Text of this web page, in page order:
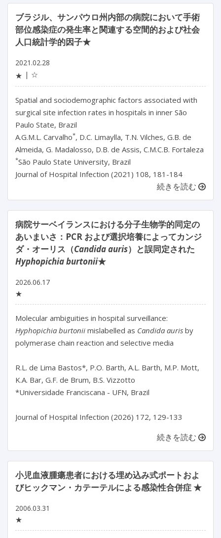
ブラジル、サンパウロ州内部の病院において手術
部位感染症の発生率と関連する空間的および社会
人口統計学的因子★
2021.02.28
★
☆
Spatial and sociodemographic factors associated with
surgical site infection rates in hospitals in inner São
Paulo State, Brazil
A.G.M.L. Carvalho*, D.C. Limaylla, T.N. Vilches, G.B. de
Almeida, G. Madalosso, D.B. de Assis, C.M.C.B. Fortaleza
*São Paulo State University, Brazil
Journal of Hospital Infection (2021) 108, 181-184
続きを読む
病院サーベイランスにおける分子生物学的同定の
あいまいさ：PCR および選択培養によってカンジ
ダ・オーリス（Candida auris）と誤同定された
Hyphopichia burtonii★
2026.06.17
★
Hyphopichia burtonii mislabelled as Candida auris by
polymerase chain reaction and selective media
R.L. de Lima Bastos*, P.O. Barth, A.L. Barth, M.P. Mott,
K.A. Bar, G.F. de Brum, B.S. Vizzotto
*Universidade Franciscana - UFN, Brazil
Journal of Hospital Infection (2026) 172, 129-133
続きを読む
小児血液腫瘍患者における埋め込み式ポートおよ
びヒックマン・カテーテルによる感染性合併症 ★
2006.03.31
★